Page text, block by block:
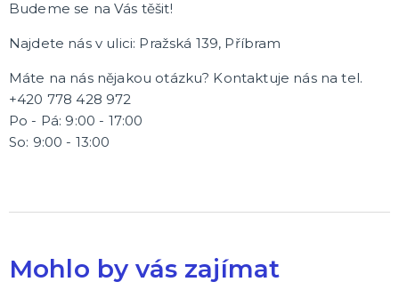
Budeme se na Vás těšit!
Najdete nás v ulici: Pražská 139, Příbram
Máte na nás nějakou otázku? Kontaktuje nás na tel.
+420 778 428 972
Po - Pá: 9:00 - 17:00
So: 9:00 - 13:00
Mohlo by vás zajímat